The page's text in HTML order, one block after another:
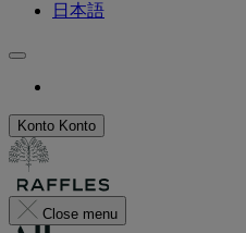
日本語
Konto Konto
Close menu